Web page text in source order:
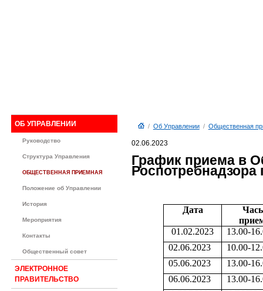
ОБ УПРАВЛЕНИИ
Руководство
Структура Управления
ОБЩЕСТВЕННАЯ ПРИЕМНАЯ
Положение об Управлении
История
Мероприятия
Контакты
Общественный совет
ЭЛЕКТРОННОЕ
ПРАВИТЕЛЬСТВО
/ Об Управлении/ Общественная
02.06.2023
График приема в
Дата
01.02.2023
13.00-
02.06.2023
10.00-
05.06.2023
13.00-
06.06.2023
13.00-